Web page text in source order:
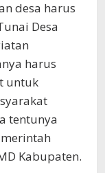
desa harus
Desa
harus
untuk
tentunya
Kabupaten.